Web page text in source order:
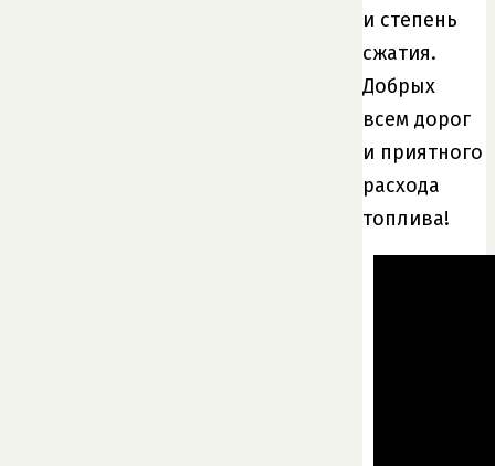
и степень
сжатия.
Добрых
всем дорог
и приятного
расхода
топлива!